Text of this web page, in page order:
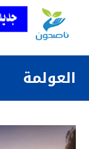
العولمة